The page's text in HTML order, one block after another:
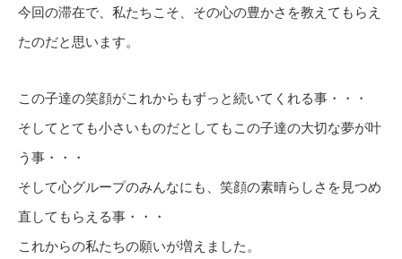
今回の滞在で、私たちこそ、その心の豊かさを教えてもらえ
たのだと思います。
この子達の笑顔がこれからもずっと続いてくれる事・・・
そしてとても小さいものだとしてもこの子達の大切な夢が叶
う事・・・
そして心グループのみんなにも、笑顔の素晴らしさを見つめ
直してもらえる事・・・
これからの私たちの願いが増えました。